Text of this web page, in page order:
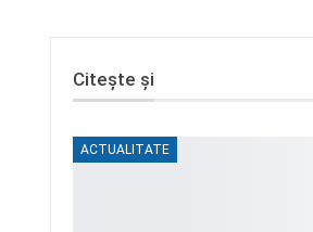
Citește și
ACTUALITATE